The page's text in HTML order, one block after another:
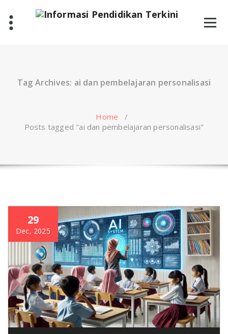
content
Tag Archives: ai dan pembelajaran personalisasi
Home /
Posts tagged "ai dan pembelajaran personalisasi"
29
Dec, 2025